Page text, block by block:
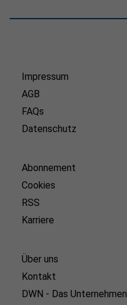
Impressum
AGB
FAQs
Datenschutz
Abonnement
Cookies
RSS
Karriere
Über uns
Kontakt
DWN - Das Unternehmen